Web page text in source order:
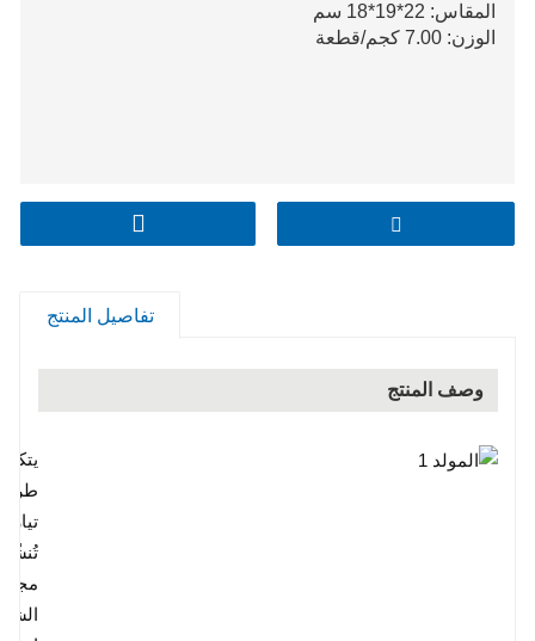
المقاس: 22*19*18 سم
الوزن: 7.00 كجم/قطعة
تفاصيل المنتج
وصف المنتج
تيار
تُنشّط